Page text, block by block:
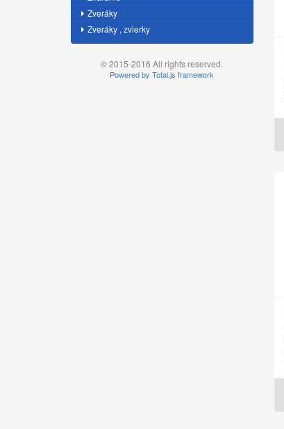
Zveráky
Zveráky , zvierky
© 2015-2016 All rights reserved.
Powered by Total.js framework